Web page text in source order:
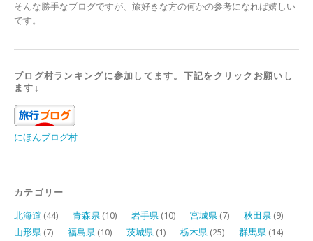
そんな勝手なブログですが、旅好きな方の何かの参考になれば嬉しい
です。
ブログ村ランキングに参加してます。下記をクリックお願いし
ます↓
にほんブログ村
カテゴリー
北海道 (44) 青森県 (10) 岩手県 (10) 宮城県 (7) 秋田県 (9)
山形県 (7) 福島県 (10) 茨城県 (1) 栃木県 (25) 群馬県 (14)